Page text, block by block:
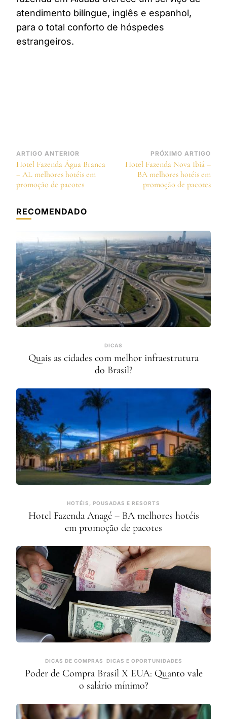
atendimento bilíngue, inglês e espanhol,
para o total conforto de hóspedes
estrangeiros.
Navegação
de
post
ARTIGO ANTERIOR
Hotel Fazenda Água Branca
– AL melhores hotéis em
promoção de pacotes
PRÓXIMO ARTIGO
Hotel Fazenda Nova Ibiá –
BA melhores hotéis em
promoção de pacotes
RECOMENDADO
DICAS
Quais as cidades com melhor infraestrutura
do Brasil?
HOTÉIS, POUSADAS E RESORTS
Hotel Fazenda Anagé – BA melhores hotéis
em promoção de pacotes
DICAS DE COMPRAS DICAS E OPORTUNIDADES
Poder de Compra Brasil X EUA: Quanto vale
o salário mínimo?